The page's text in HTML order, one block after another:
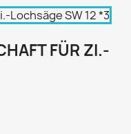
FÜR ZI.-